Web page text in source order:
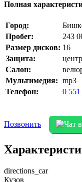
Полная
Город:
Пробег:
243
Размер дисков: 16
Защита:
Салон:
Мультимедия: mp3
Телефон:
0
Позвонить
directions_car
Кузов